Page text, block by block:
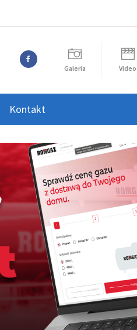
Galeria Video
Kontakt